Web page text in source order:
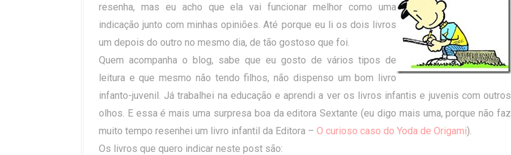
resenha, mas eu acho que ela vai funcionar melhor como uma
indicação junto com minhas opiniões. Até porque eu li os dois livros
um depois do outro no mesmo dia, de tão gostoso que foi.
Quem acompanha o blog, sabe que eu gosto de vários tipos de
leitura e que mesmo não tendo filhos, não dispenso um bom livro
infanto-juvenil. Já trabalhei na educação e aprendi a ver os livros infantis e juvenis com outros
olhos. E essa é mais uma surpresa boa da editora Sextante (eu digo mais uma, porque não faz
muito tempo resenhei um livro infantil da Editora – O curioso caso do Yoda de Origami).
Os livros que quero indicar neste post são: